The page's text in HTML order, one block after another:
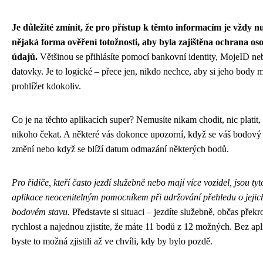
Je důležité zmínit, že pro přístup k těmto informacím je vždy
nějaká forma ověření totožnosti, aby byla zajištěna ochrana
údajů. Většinou se přihlásíte pomocí bankovní identity, MojeID
datovky. Je to logické – přece jen, nikdo nechce, aby si jeho body
prohlížet kdokoliv.
Co je na těchto aplikacích super? Nemusíte nikam chodit, nic platit,
nikoho čekat. A některé vás dokonce upozorní, když se váš bodový
změní nebo když se blíží datum odmazání některých bodů.
Pro řidiče, kteří často jezdí služebně nebo mají více vozidel, jsou
aplikace neocenitelným pomocníkem při udržování přehledu o
bodovém stavu. Představte si situaci – jezdíte služebně, občas
rychlost a najednou zjistíte, že máte 11 bodů z 12 možných. Bez
byste to možná zjistili až ve chvíli, kdy by bylo pozdě.